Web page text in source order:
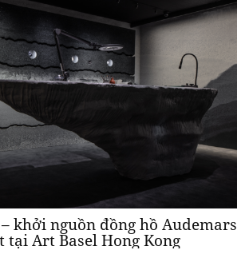
khởi nguồn đồng hồ Audemars
tại Art Basel Hong Kong